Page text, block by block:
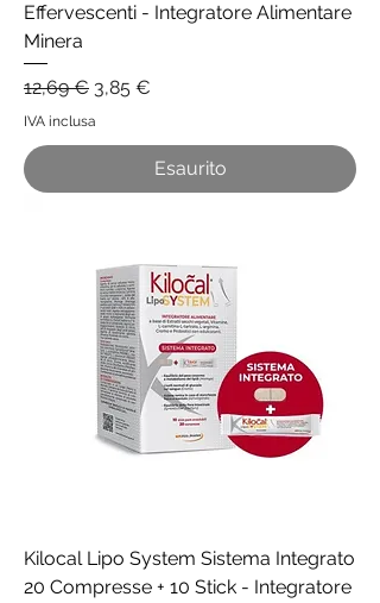
Effervescenti - Integratore Alimentare
Minera
Prezzo regolare
12,69 € Prezzo scontato
3,85 €
IVA inclusa
Esaurito
Kilocal Lipo System Sistema Integrato
20 Compresse + 10 Stick - Integratore